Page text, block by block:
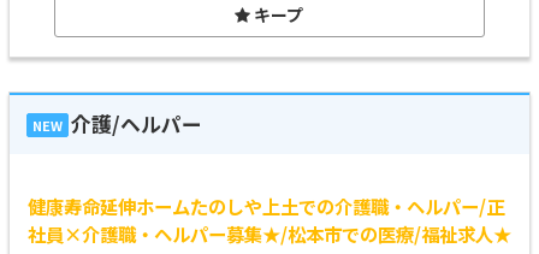
キープ
NEW 介護/ヘルパー
健康寿命延伸ホームたのしや上土での介護職・ヘルパー/正
社員×介護職・ヘルパー募集★/松本市での医療/福祉求人★